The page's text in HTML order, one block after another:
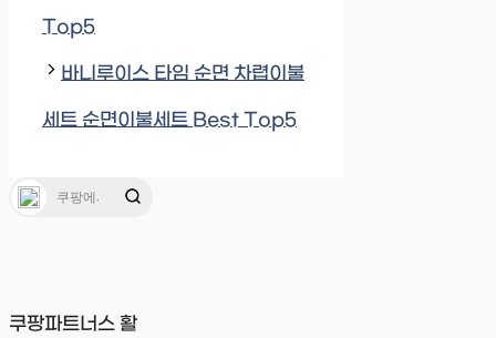
Top5
바니루이스 타임 순면 차렵이불
세트 순면이불세트 Best Top5
쿠팡파트너스 활